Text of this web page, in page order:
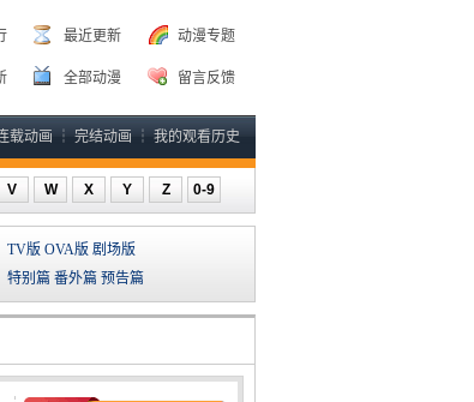
最近更新 动漫专题
全部动漫 留言反馈
载动画 ┆ 完结动画 ┆ 我的观看历史
V W X Y Z 0-9
TV版 OVA版 剧场版
特别篇 番外篇 预告篇